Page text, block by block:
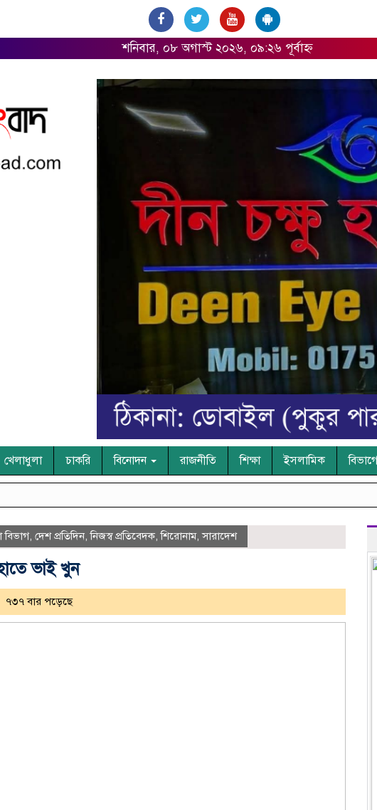
শনিবার, ০৮ অগাস্ট ২০২৬, ০৯:২৬ পূর্বাহ্ন
খেলাধুলা চাকরি বিনোদন রাজনীতি শিক্ষা ইসলামিক
বিভাগ, দেশ প্রতিদিন,নিজস্ব প্রতিবেদক,শিরোনাম,সারাদেশ
ভাই খুন
৭৩৭ বার পড়েছে